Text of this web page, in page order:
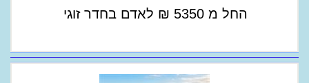
החל מ 5350
₪ לאדם בחדר זוגי